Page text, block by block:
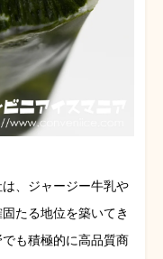
、ジャージー牛乳や
たる地位を築いてき
も積極的に高品質商